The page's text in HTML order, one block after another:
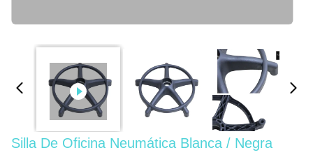
Silla De Oficina Neumática Blanca / Negra